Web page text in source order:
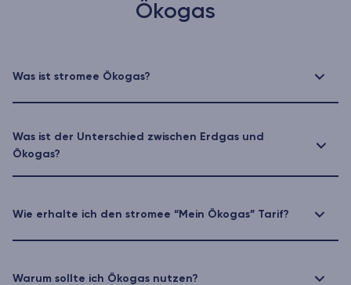
Ökogas
Was ist stromee Ökogas?
Was ist der Unterschied zwischen Erdgas und
Ökogas?
Wie erhalte ich den stromee “Mein Ökogas” Tarif?
Warum sollte ich Ökogas nutzen?